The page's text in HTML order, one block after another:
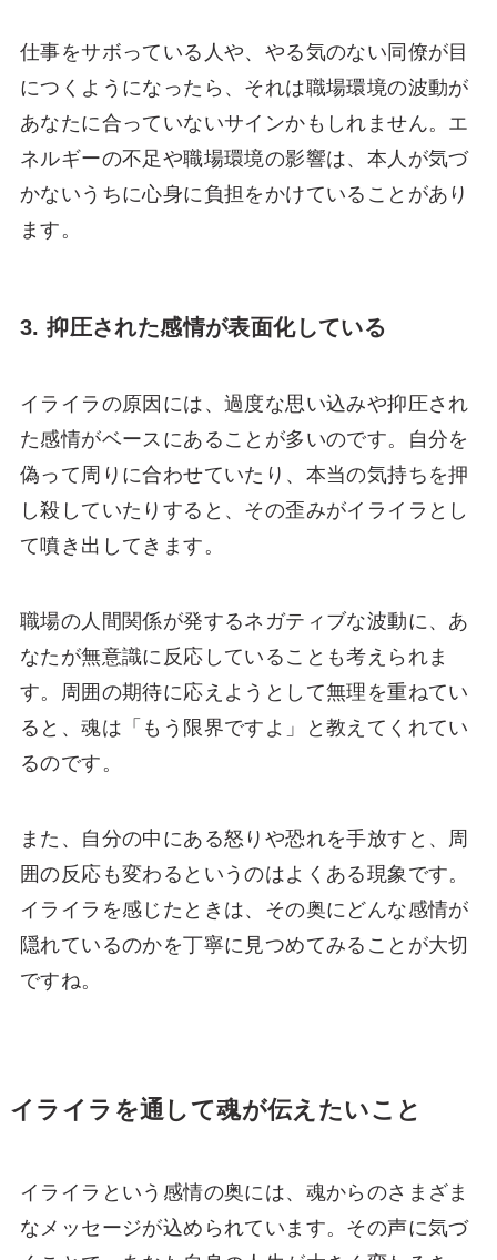
仕事をサボっている人や、やる気のない同僚が目
につくようになったら、それは職場環境の波動が
あなたに合っていないサインかもしれません。エ
ネルギーの不足や職場環境の影響は、本人が気づ
かないうちに心身に負担をかけていることがあり
ます。
3. 抑圧された感情が表面化している
イライラの原因には、過度な思い込みや抑圧され
た感情がベースにあることが多いのです。自分を
偽って周りに合わせていたり、本当の気持ちを押
し殺していたりすると、その歪みがイライラとし
て噴き出してきます。
職場の人間関係が発するネガティブな波動に、あ
なたが無意識に反応していることも考えられま
す。周囲の期待に応えようとして無理を重ねてい
ると、魂は「もう限界ですよ」と教えてくれてい
るのです。
また、自分の中にある怒りや恐れを手放すと、周
囲の反応も変わるというのはよくある現象です。
イライラを感じたときは、その奥にどんな感情が
隠れているのかを丁寧に見つめてみることが大切
ですね。
イライラを通して魂が伝えたいこと
イライラという感情の奥には、魂からのさまざま
なメッセージが込められています。その声に気づ